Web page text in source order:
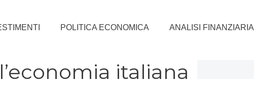
POLITICA ECONOMICA ANALISI FINANZIARIA
italiana